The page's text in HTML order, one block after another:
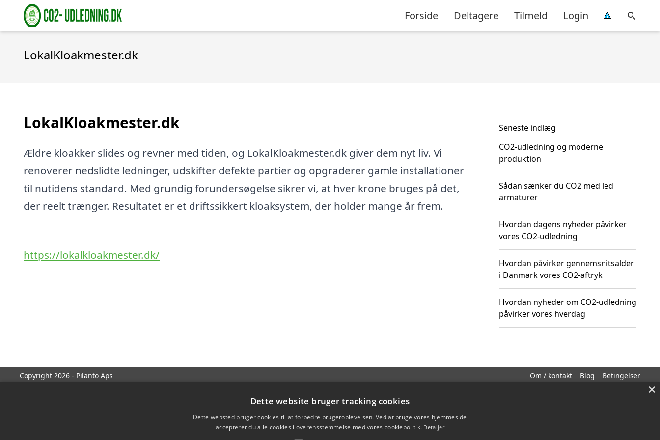
Forside Deltagere Tilmeld Login
LokalKloakmester.dk
LokalKloakmester.dk
Ældre kloakker slides og revner med tiden, og LokalKloakmester.dk giver dem nyt liv. Vi
renoverer nedslidte ledninger, udskifter defekte partier og opgraderer gamle installationer
til nutidens standard. Med grundig forundersøgelse sikrer vi, at hver krone bruges på det,
der reelt trænger. Resultatet er et driftssikkert kloaksystem, der holder mange år frem.
https://lokalkloakmester.dk/
Seneste indlæg
CO2-udledning og moderne
produktion
Sådan sænker du CO2 med led
armaturer
Hvordan dagens nyheder påvirker
vores CO2-udledning
Hvordan påvirker gennemsnitsalder
i Danmark vores CO2-aftryk
Hvordan nyheder om CO2-udledning
påvirker vores hverdag
Copyright 2026 - Pilanto Aps Om / kontakt Blog Betingelser
×
Dette website bruger tracking cookies
Dette websted bruger cookies til at forbedre brugeroplevelsen. Ved at bruge vores hjemmeside
accepterer du alle cookies i overensstemmelse med vores cookiepolitik. Detaljer